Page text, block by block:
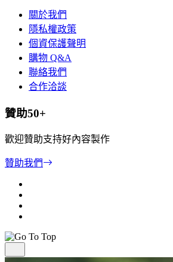
關於我們
隱私權政策
個資保護聲明
購物 Q&A
聯絡我們
合作洽談
贊助50+
歡迎贊助支持好內容製作
贊助我們